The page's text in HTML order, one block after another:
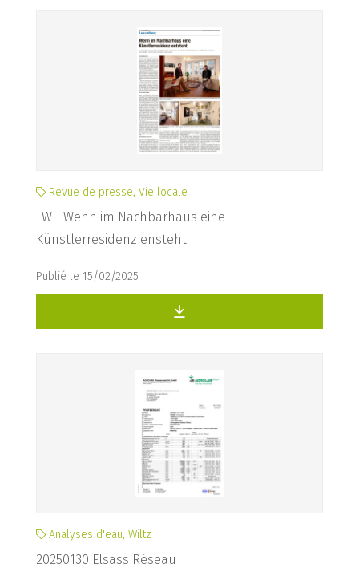
Revue de presse, Vie locale
LW - Wenn im Nachbarhaus eine
Künstlerresidenz ensteht
Publié le 15/02/2025
Analyses d'eau, Wiltz
20250130 Elsass Réseau